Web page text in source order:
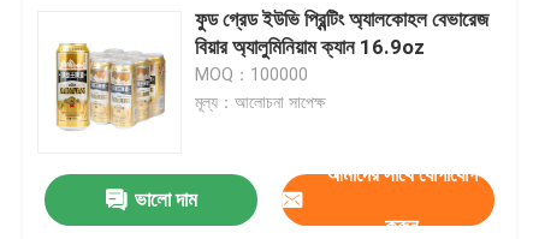
ফুড গ্রেড ইউভি প্রিন্টিং অ্যালকোহল বেভারেজ
বিয়ার অ্যালুমিনিয়াম ক্যান 16.9oz
MOQ：100000
মূল্য：আলোচনা সাপেক্ষ
ভালো দাম
আমাদের সাথে যোগাযোগ
করুন